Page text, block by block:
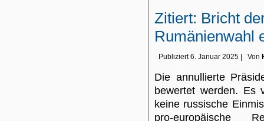
Zitiert: Bricht
Rumänienwahl
Publiziert 6. Januar 2025 Von
Die annullierte
bewertet werden. Es
keine russische
pro-europäische